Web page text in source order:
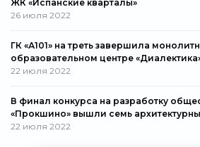
ЖК «Испанские кварталы»
26 июля 2022
ГК «А101» на треть завершила
образовательном центре
22 июля 2022
В финал конкурса на разработку
«Прокшино» вышли семь
22 июля 2022